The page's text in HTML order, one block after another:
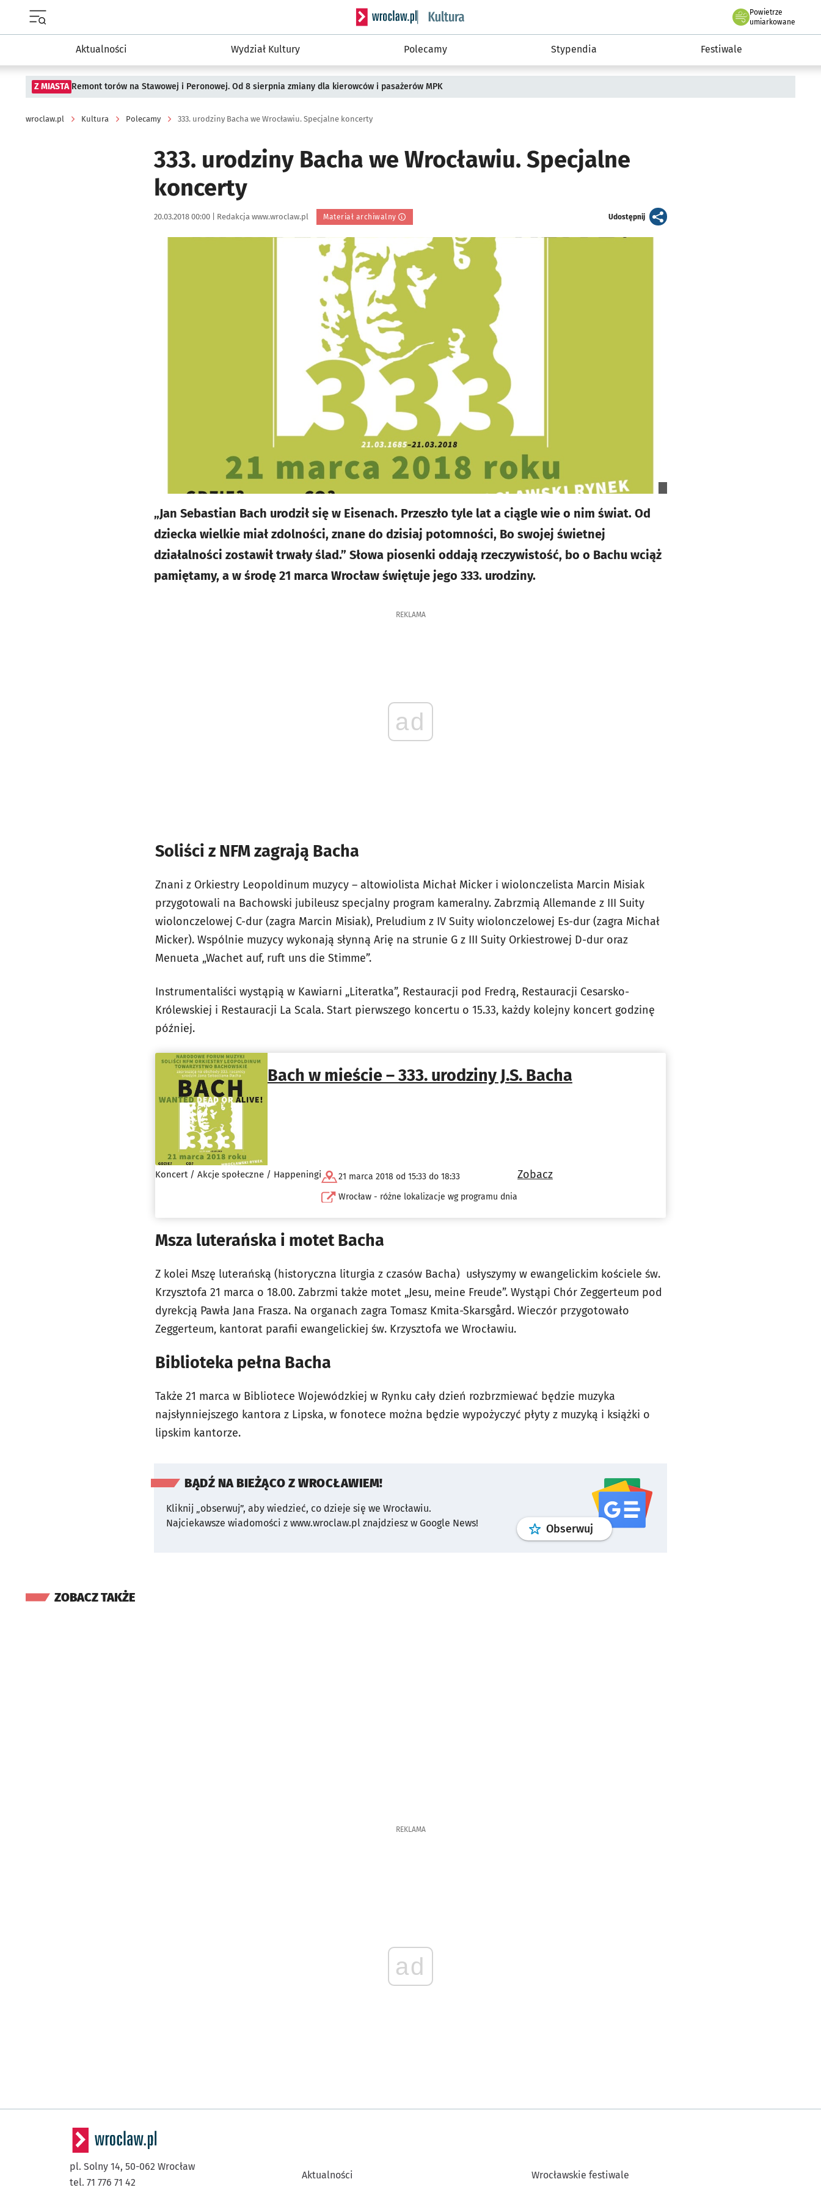
Serwis informacyjny wroclaw.pl podserwis: Kultura
Powietrze
we Wrocławiu
umiarkowane
Aktualności Wydział Kultury Polecamy Stypendia Festiwale
Z MIASTA Remont torów na Stawowej i Peronowej. Od 8 sierpnia zmiany dla kierowców i pasażerów MPK
wroclaw.pl Kultura Polecamy 333. urodziny Bacha we Wrocławiu. Specjalne koncerty
333. urodziny Bacha we Wrocławiu. Specjalne
koncerty
Data publikacji:
20.03.2018 00:00 | Autor:
Redakcja www.wroclaw.pl Materiał archiwalny Udostępnijartykuł
„Jan Sebastian Bach urodził się w Eisenach. Przeszło tyle lat a ciągle wie o nim świat. Od
dziecka wielkie miał zdolności, znane do dzisiaj potomności, Bo swojej świetnej
działalności zostawił trwały ślad.” Słowa piosenki oddają rzeczywistość, bo o Bachu wciąż
pamiętamy, a w środę 21 marca Wrocław świętuje jego 333. urodziny.
REKLAMA
ad
Soliści z NFM zagrają Bacha
Znani z Orkiestry Leopoldinum muzycy – altowiolista Michał Micker i wiolonczelista Marcin Misiak
przygotowali na Bachowski jubileusz specjalny program kameralny. Zabrzmią Allemande z III Suity
wiolonczelowej C-dur (zagra Marcin Misiak), Preludium z IV Suity wiolonczelowej Es-dur (zagra Michał
Micker). Wspólnie muzycy wykonają słynną Arię na strunie G z III Suity Orkiestrowej D-dur oraz
Menueta „Wachet auf, ruft uns die Stimme”.
Instrumentaliści wystąpią w Kawiarni „Literatka”, Restauracji pod Fredrą, Restauracji Cesarsko-
Królewskiej i Restauracji La Scala. Start pierwszego koncertu o 15.33, każdy kolejny koncert godzinę
później.
Bach w mieście – 333. urodziny J.S. Bacha
Koncert / Akcje społeczne / Happeningi
21 marca 2018 od 15:33 do 18:33
Wrocław - różne lokalizacje wg programu dnia
Zobacz
Msza luterańska i motet Bacha
Z kolei Mszę luterańską (historyczna liturgia z czasów Bacha) usłyszymy w ewangelickim kościele św.
Krzysztofa 21 marca o 18.00. Zabrzmi także motet „Jesu, meine Freude”. Wystąpi Chór Zeggerteum pod
dyrekcją Pawła Jana Frasza. Na organach zagra Tomasz Kmita-Skarsgård. Wieczór przygotowało
Zeggerteum, kantorat parafii ewangelickiej św. Krzysztofa we Wrocławiu.
Biblioteka pełna Bacha
Także 21 marca w Bibliotece Wojewódzkiej w Rynku cały dzień rozbrzmiewać będzie muzyka
najsłynniejszego kantora z Lipska, w fonotece można będzie wypożyczyć płyty z muzyką i książki o
lipskim kantorze.
BĄDŹ NA BIEŻĄCO Z WROCŁAWIEM!
Kliknij „obserwuj”, aby wiedzieć, co dzieje się we Wrocławiu.
Najciekawsze wiadomości z www.wroclaw.pl znajdziesz w Google News!
Obserwuj profilgoogle news
ZOBACZ TAKŻE
REKLAMA
ad
pl. Solny 14, 50-062 Wrocław
tel. 71 776 71 42
Aktualności Wrocławskie festiwale